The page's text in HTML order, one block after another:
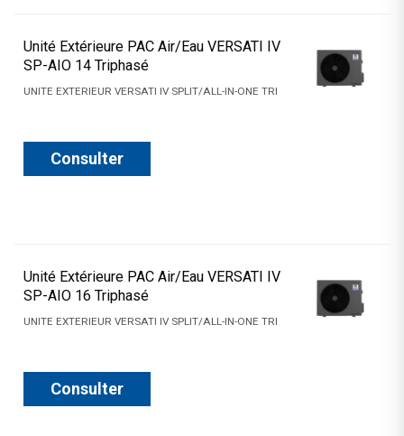
Unité Extérieure PAC Air/Eau VERSATI IV
SP-AIO 14 Triphasé
UNITE EXTERIEUR VERSATI IV SPLIT/ALL-IN-ONE TRI
Consulter
Unité Extérieure PAC Air/Eau VERSATI IV
SP-AIO 16 Triphasé
UNITE EXTERIEUR VERSATI IV SPLIT/ALL-IN-ONE TRI
Consulter